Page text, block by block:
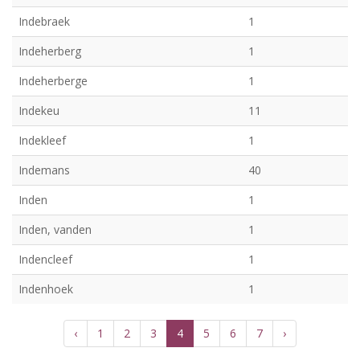
Indebraek
1
Indeherberg
1
Indeherberge
1
Indekeu
11
Indekleef
1
Indemans
40
Inden
1
Inden, vanden
1
Indencleef
1
Indenhoek
1
‹ 1 2 3 4 5 6 7 ›